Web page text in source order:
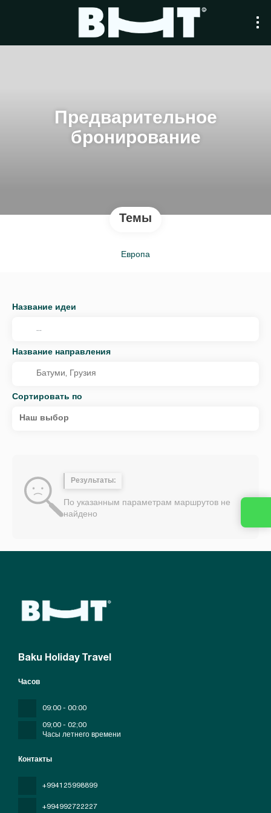
Предварительное
бронирование
Темы
Европа
Название идеи
Название направления
Сортировать по
Наш выбор
Результаты:
По указанным параметрам маршрутов не
найдено
Baku Holiday Travel
Контакты
+994125998899
+994992722227
Часов
09:00 - 00:00
09;00 - 02;00
Часы летнего времени